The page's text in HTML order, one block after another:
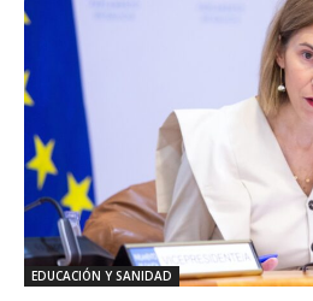
EDUCACIÓN Y SANIDAD